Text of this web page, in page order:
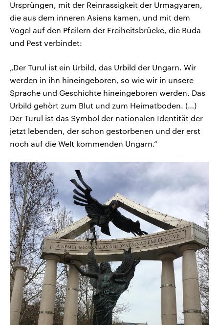
Ursprüngen, mit der Reinrassigkeit der Urmagyaren,
die aus dem inneren Asiens kamen, und mit dem
Vogel auf den Pfeilern der Freiheitsbrücke, die Buda
und Pest verbindet:
„Der Turul ist ein Urbild, das Urbild der Ungarn. Wir
werden in ihn hineingeboren, so wie wir in unsere
Sprache und Geschichte hineingeboren werden. Das
Urbild gehört zum Blut und zum Heimatboden. (…)
Der Turul ist das Symbol der nationalen Identität der
jetzt lebenden, der schon gestorbenen und der erst
noch auf die Welt kommenden Ungarn.“